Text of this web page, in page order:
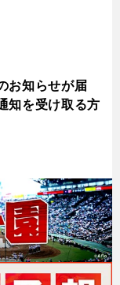
お知らせが届
知を受け取る方